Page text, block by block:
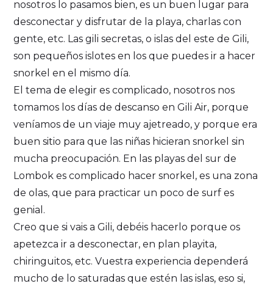
nosotros lo pasamos bien, es un buen lugar para
desconectar y disfrutar de la playa, charlas con
gente, etc. Las gili secretas, o islas del este de Gili,
son pequeños islotes en los que puedes ir a hacer
snorkel en el mismo día.
El tema de elegir es complicado, nosotros nos
tomamos los días de descanso en Gili Air, porque
veníamos de un viaje muy ajetreado, y porque era
buen sitio para que las niñas hicieran snorkel sin
mucha preocupación. En las playas del sur de
Lombok es complicado hacer snorkel, es una zona
de olas, que para practicar un poco de surf es
genial.
Creo que si vais a Gili, debéis hacerlo porque os
apetezca ir a desconectar, en plan playita,
chiringuitos, etc. Vuestra experiencia dependerá
mucho de lo saturadas que estén las islas, eso si,